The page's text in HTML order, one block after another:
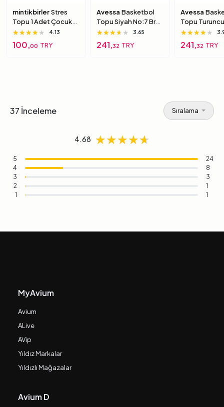
mintikbirlerStres
Topu 1 Adet Çocuk
Için Yumuşak
Süngerimsi Içi Dolu
Top 6 Numara
★★★★★
★★★★★
★★★★★ 4.13
100,00 TRY
Avessa Basketbol
Topu Siyah No:7 Brc-
7 7 Numara
★★★★★
★★★★★
★★★★★ 3.65
241,32 TRY
Avessa
Topu
Brc-7 5
★★★★★
★★★★★
★★★★★
241,32 TRY
37 İnceleme Sıralama
4.68 ★★★★★
★★★★★
★★★★★
5
24
4
8
3
3
2
1
1
1
MyAvium
Avium
ALive
AVip
Yıldız Markalar
Yıldızlı Mağazalar
Avium D